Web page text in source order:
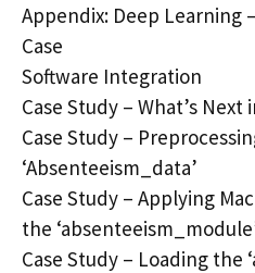
Appendix: Deep Learning
Case
Software Integration
Case Study – What’s Next
Case Study –
‘Absenteeism_data’
Case Study – Applying
the
Case Study – Loading the